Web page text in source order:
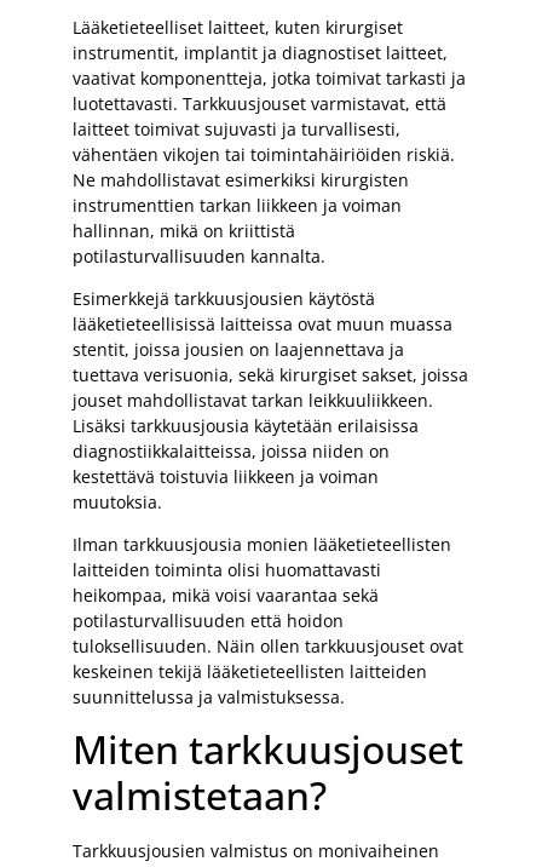
Lääketieteelliset laitteet, kuten kirurgiset
instrumentit, implantit ja diagnostiset laitteet,
vaativat komponentteja, jotka toimivat tarkasti ja
luotettavasti. Tarkkuusjouset varmistavat, että
laitteet toimivat sujuvasti ja turvallisesti,
vähentäen vikojen tai toimintahäiriöiden riskiä.
Ne mahdollistavat esimerkiksi kirurgisten
instrumenttien tarkan liikkeen ja voiman
hallinnan, mikä on kriittistä
potilasturvallisuuden kannalta.
Esimerkkejä tarkkuusjousien käytöstä
lääketieteellisissä laitteissa ovat muun muassa
stentit, joissa jousien on laajennettava ja
tuettava verisuonia, sekä kirurgiset sakset, joissa
jouset mahdollistavat tarkan leikkuuliikkeen.
Lisäksi tarkkuusjousia käytetään erilaisissa
diagnostiikkalaitteissa, joissa niiden on
kestettävä toistuvia liikkeen ja voiman
muutoksia.
Ilman tarkkuusjousia monien lääketieteellisten
laitteiden toiminta olisi huomattavasti
heikompaa, mikä voisi vaarantaa sekä
potilasturvallisuuden että hoidon
tuloksellisuuden. Näin ollen tarkkuusjouset ovat
keskeinen tekijä lääketieteellisten laitteiden
suunnittelussa ja valmistuksessa.
Miten tarkkuusjouset
valmistetaan?
Tarkkuusjousien valmistus on monivaiheinen